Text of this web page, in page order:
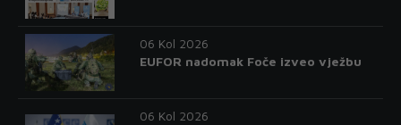
06 Kol 2026
EUFOR nadomak Foče izveo vježbu
06 Kol 2026